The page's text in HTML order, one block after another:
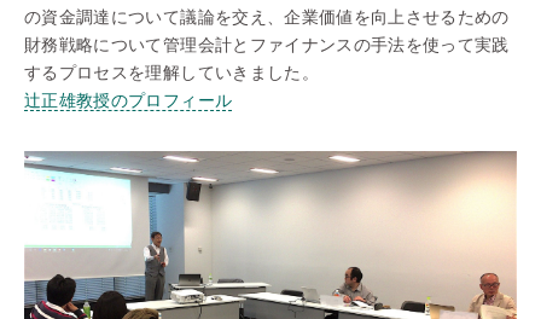
の資金調達について議論を交え、企業価値を向上させるための
財務戦略について管理会計とファイナンスの手法を使って実践
するプロセスを理解していきました。
辻正雄教授のプロフィール